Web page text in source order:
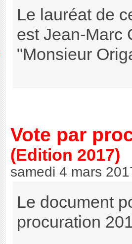
Le lauréat de
est Jean-Marc
"Monsieur
Vote par
(Edition 2017)
samedi 4 mars
Le document
procuration